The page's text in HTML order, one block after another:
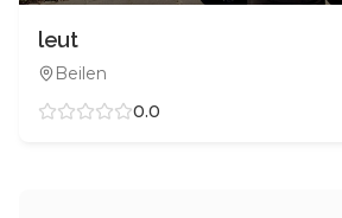
leut
Beilen
0.0